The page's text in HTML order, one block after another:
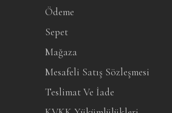
Ödeme
Sepet
Mağaza
Mesafeli Satış Sözleşmesi
Teslimat Ve İade